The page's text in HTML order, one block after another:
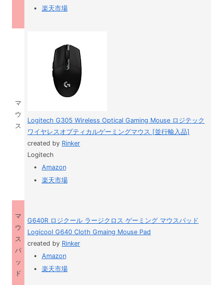
楽天市場
マ
ウ
ス
Logitech G305 Wireless Optical Gaming Mouse ロジテック
ワイヤレスオプティカルゲーミングマウス [並行輸入品]
created by Rinker
Logitech
Amazon
楽天市場
マ
ウ
ス
パ
ッ
ド
G640R ロジクール ラージクロス ゲーミング マウスパッド
Logicool G640 Cloth Gmaing Mouse Pad
created by Rinker
Amazon
楽天市場